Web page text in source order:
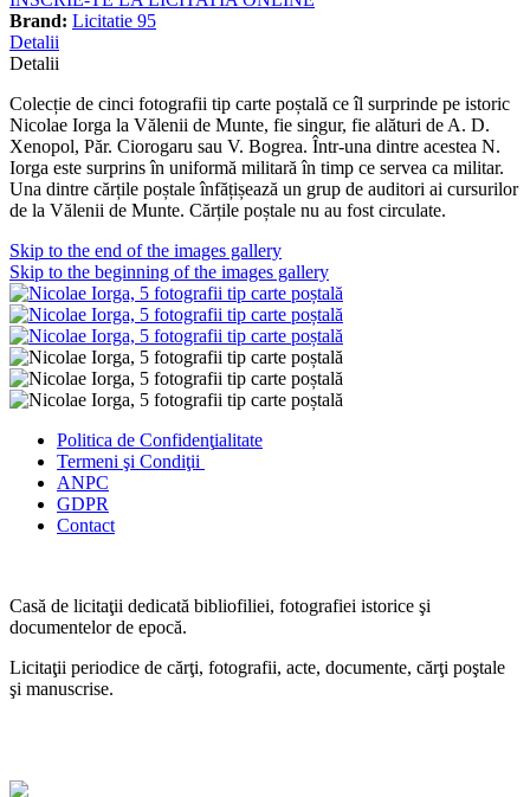
Brand: Licitatie 95
Detalii
Detalii
Colecție de cinci fotografii tip carte poștală ce îl surprinde pe istoric
Nicolae Iorga la Vălenii de Munte, fie singur, fie alături de A. D.
Xenopol, Păr. Ciorogaru sau V. Bogrea. Într-una dintre acestea N.
Iorga este surprins în uniformă militară în timp ce servea ca militar.
Una dintre cărțile poștale înfățișează un grup de auditori ai cursurilor
de la Vălenii de Munte. Cărțile poștale nu au fost circulate.
Skip to the end of the images gallery
Skip to the beginning of the images gallery
Politica de Confidenţialitate
Termeni şi Condiţii
ANPC
GDPR
Contact
Casă de licitaţii dedicată bibliofiliei, fotografiei istorice şi
documentelor de epocă.
Licitaţii periodice de cărţi, fotografii, acte, documente, cărţi poştale
şi manuscrise.